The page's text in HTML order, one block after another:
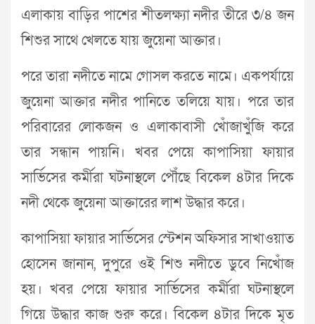
এলাকায় বাড়ির পাশের শীতলক্ষ্যা নদীর তীরে ৩/৪ জন
শিশুর সাথে খেলতে যায় জুয়েনা আক্তার।
পরে তারা নদীতে নামে গোসল করতে নামে। একপর্যায়ে
জুয়েনা আক্তার নদীর পানিতে তলিয়ে যায়। পরে তার
পরিবারের লোকজন ও এলাকাবাসী খোঁজাখুঁজি করে
তার সন্ধান পায়নি। খবর পেয়ে কাপাসিয়া ফায়ার
সার্ভিসের কর্মীরা ঘটনাস্থলে পৌঁছে বিকেল ৪টার দিকে
নদী থেকে জুয়েনা আক্তারের লাশ উদ্ধার করে।
কাপাসিয়া ফায়ার সার্ভিসের স্টেশন অফিসার সাখাওয়াত
হোসেন জানান, দুপুরে ওই শিশু নদীতে ডুবে নিখোঁজ
হয়। খবর পেয়ে ফায়ার সার্ভিসের কর্মীরা ঘটনাস্থলে
গিয়ে উদ্ধার কাজ শুরু করে। বিকেল ৪টার দিকে মৃত